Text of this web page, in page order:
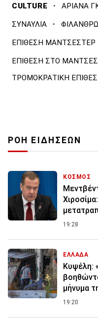
CULTURE · ΑΡΙΑΝΑ
ΣΥΝΑΥΛΙΑ ·
ΕΠΙΘΕΣΗ ΜΑΝΤΣΕΣΤΕΡ
ΕΠΙΘΕΣΗ ΣΤΟ
ΤΡΟΜΟΚΡΑΤΙΚΗ
ΡΟΗ ΕΙΔΗΣΕΩΝ
ΚΟΣΜΟΣ
19:28
ΕΛΛΑΔΑ
Κυψέλη:
μήνυμα
19:20